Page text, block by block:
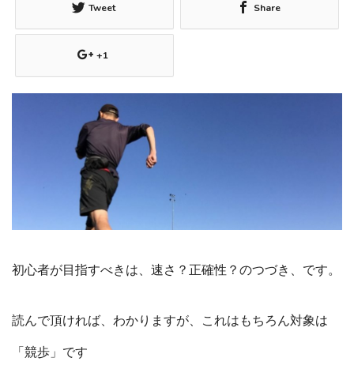
Tweet Share
+1
初心者が目指すべきは、速さ？正確性？のつづき、です。
読んで頂ければ、わかりますが、これはもちろん対象は
「競歩」です